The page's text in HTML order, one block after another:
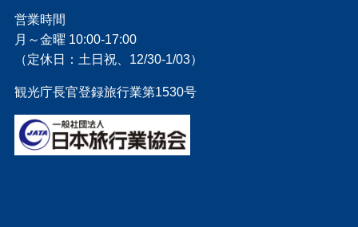
営業時間
月～金曜 10:00-17:00
（定休日：土日祝、12/30-1/03）
観光庁長官登録旅行業第1530号